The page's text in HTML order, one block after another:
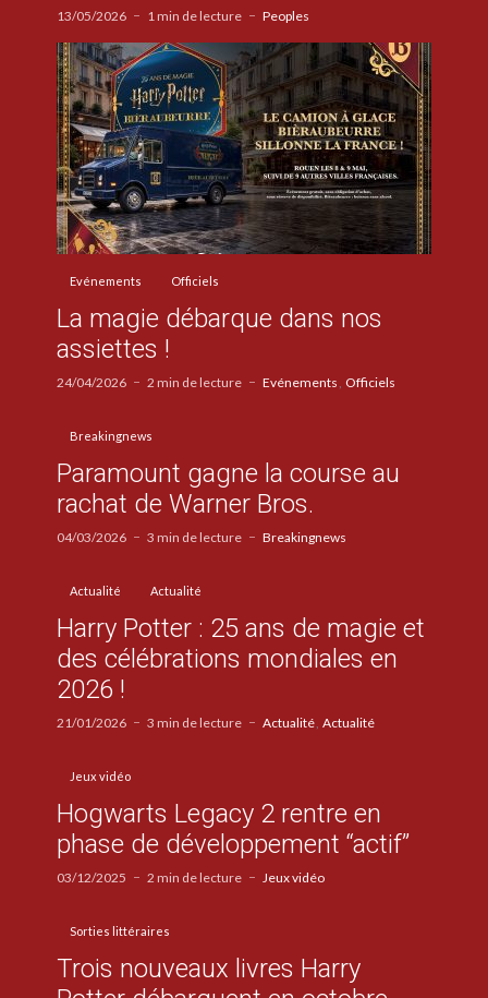
13/05/2026 1 min de lecture Peoples
Evénements Officiels
La magie débarque dans nos
assiettes !
24/04/2026 2 min de lecture Evénements Officiels
Breakingnews
Paramount gagne la course au
rachat de Warner Bros.
04/03/2026 3 min de lecture Breakingnews
Actualité Actualité
Harry Potter : 25 ans de magie et
des célébrations mondiales en
2026 !
21/01/2026 3 min de lecture Actualité Actualité
Jeux vidéo
Hogwarts Legacy 2 rentre en
phase de développement “actif”
03/12/2025 2 min de lecture Jeux vidéo
Sorties littéraires
Trois nouveaux livres Harry